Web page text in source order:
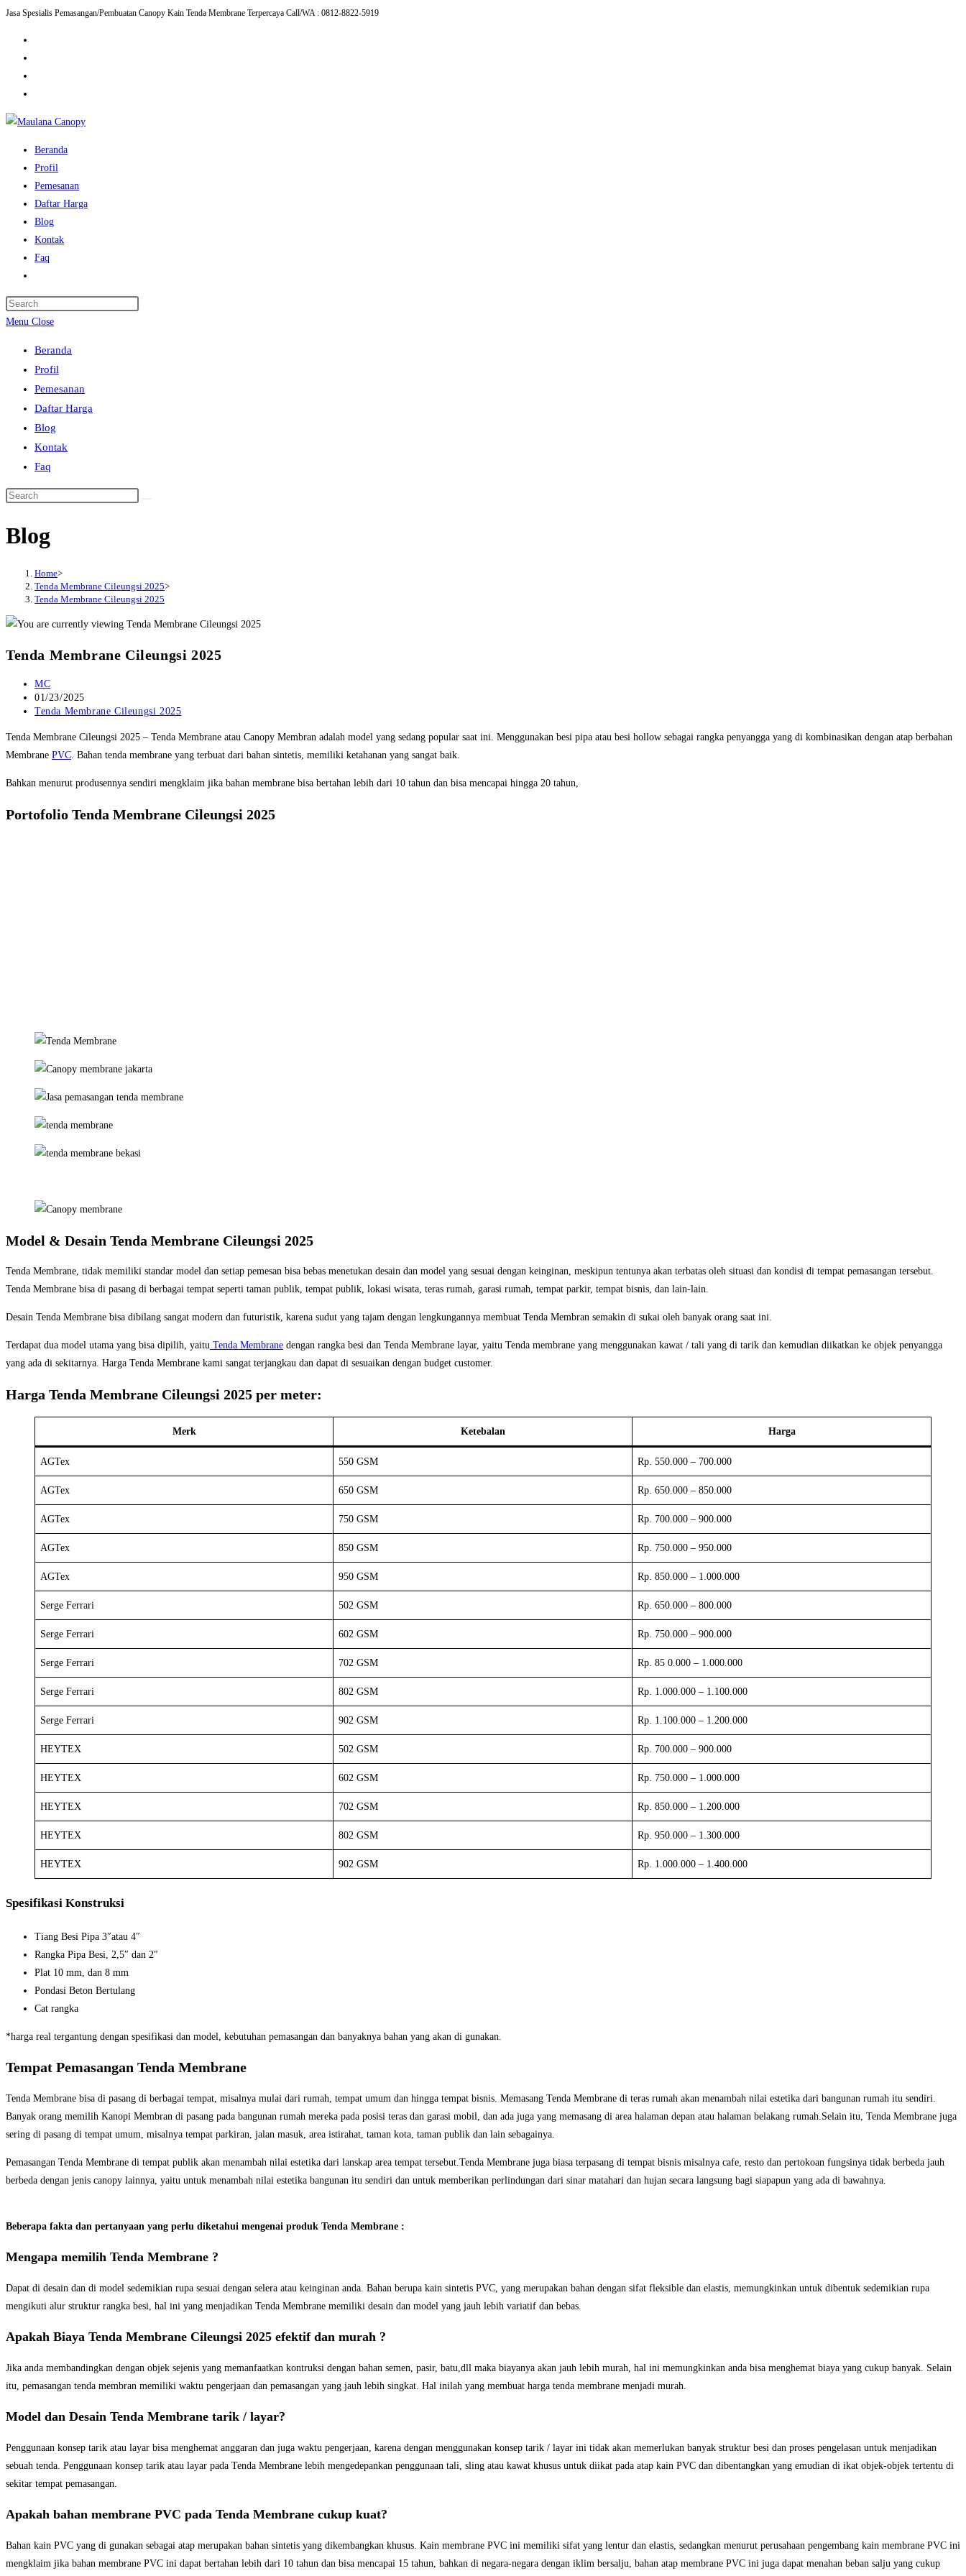
Skip
Jasa Spesialis Pemasangan/Pembuatan Canopy Kain Tenda Membrane Terpercaya Call/WA : 0812-8822-5919
Beranda
Profil
Pemesanan
Daftar Harga
Blog
Kontak
Faq
search
Menu Close
Beranda
Profil
Pemesanan
Daftar Harga
Blog
Kontak
Faq
Search
website
Blog
Home>
Tenda Membrane Cileungsi 2025>
Tenda Membrane Cileungsi 2025
Tenda Membrane Cileungsi 2025
Post
author:
MC
Post
published:
01/23/2025
Post
Tenda Membrane Cileungsi 2025
Tenda Membrane Cileungsi 2025 – Tenda Membrane atau Canopy Membran adalah model yang sedang popular saat ini. Menggunakan besi pipa atau besi hollow sebagai rangka penyangga yang di kombinasikan dengan atap berbahan
Membrane PVC. Bahan tenda membrane yang terbuat dari bahan sintetis, memiliki ketahanan yang sangat baik.
Bahkan menurut produsennya sendiri mengklaim jika bahan membrane bisa bertahan lebih dari 10 tahun dan bisa mencapai hingga 20 tahun,
Portofolio Tenda Membrane Cileungsi 2025
Model & Desain Tenda Membrane Cileungsi 2025
Tenda Membrane, tidak memiliki standar model dan setiap pemesan bisa bebas menetukan desain dan model yang sesuai dengan keinginan, meskipun tentunya akan terbatas oleh situasi dan kondisi di tempat pemasangan tersebut.
Tenda Membrane bisa di pasang di berbagai tempat seperti taman publik, tempat publik, lokasi wisata, teras rumah, garasi rumah, tempat parkir, tempat bisnis, dan lain-lain.
Desain Tenda Membrane bisa dibilang sangat modern dan futuristik, karena sudut yang tajam dengan lengkungannya membuat Tenda Membran semakin di sukai oleh banyak orang saat ini.
Terdapat dua model utama yang bisa dipilih, yaitu Tenda Membrane dengan rangka besi dan Tenda Membrane layar, yaitu Tenda membrane yang menggunakan kawat / tali yang di tarik dan kemudian diikatkan ke objek penyangga
yang ada di sekitarnya. Harga Tenda Membrane kami sangat terjangkau dan dapat di sesuaikan dengan budget customer.
Harga Tenda Membrane Cileungsi 2025 per meter:
Merk Ketebalan Harga
AGTex 550 GSM Rp. 550.000 – 700.000
AGTex 650 GSM Rp. 650.000 – 850.000
AGTex 750 GSM Rp. 700.000 – 900.000
AGTex 850 GSM Rp. 750.000 – 950.000
AGTex 950 GSM Rp. 850.000 – 1.000.000
Serge Ferrari 502 GSM Rp. 650.000 – 800.000
Serge Ferrari 602 GSM Rp. 750.000 – 900.000
Serge Ferrari 702 GSM Rp. 85 0.000 – 1.000.000
Serge Ferrari 802 GSM Rp. 1.000.000 – 1.100.000
Serge Ferrari 902 GSM Rp. 1.100.000 – 1.200.000
HEYTEX 502 GSM Rp. 700.000 – 900.000
HEYTEX 602 GSM Rp. 750.000 – 1.000.000
HEYTEX 702 GSM Rp. 850.000 – 1.200.000
HEYTEX 802 GSM Rp. 950.000 – 1.300.000
HEYTEX 902 GSM Rp. 1.000.000 – 1.400.000
Spesifikasi Konstruksi
Tiang Besi Pipa 3″atau 4″
Rangka Pipa Besi, 2,5″ dan 2″
Plat 10 mm, dan 8 mm
Pondasi Beton Bertulang
Cat rangka
*harga real tergantung dengan spesifikasi dan model, kebutuhan pemasangan dan banyaknya bahan yang akan di gunakan.
Tempat Pemasangan Tenda Membrane
Tenda Membrane bisa di pasang di berbagai tempat, misalnya mulai dari rumah, tempat umum dan hingga tempat bisnis. Memasang Tenda Membrane di teras rumah akan menambah nilai estetika dari bangunan rumah itu sendiri.
Banyak orang memilih Kanopi Membran di pasang pada bangunan rumah mereka pada posisi teras dan garasi mobil, dan ada juga yang memasang di area halaman depan atau halaman belakang rumah.Selain itu, Tenda Membrane juga
sering di pasang di tempat umum, misalnya tempat parkiran, jalan masuk, area istirahat, taman kota, taman publik dan lain sebagainya.
Pemasangan Tenda Membrane di tempat publik akan menambah nilai estetika dari lanskap area tempat tersebut.Tenda Membrane juga biasa terpasang di tempat bisnis misalnya cafe, resto dan pertokoan fungsinya tidak berbeda jauh
berbeda dengan jenis canopy lainnya, yaitu untuk menambah nilai estetika bangunan itu sendiri dan untuk memberikan perlindungan dari sinar matahari dan hujan secara langsung bagi siapapun yang ada di bawahnya.
Beberapa fakta dan pertanyaan yang perlu diketahui mengenai produk Tenda Membrane :
Mengapa memilih Tenda Membrane ?
Dapat di desain dan di model sedemikian rupa sesuai dengan selera atau keinginan anda. Bahan berupa kain sintetis PVC, yang merupakan bahan dengan sifat fleksible dan elastis, memungkinkan untuk dibentuk sedemikian rupa
mengikuti alur struktur rangka besi, hal ini yang menjadikan Tenda Membrane memiliki desain dan model yang jauh lebih variatif dan bebas.
Apakah Biaya Tenda Membrane Cileungsi 2025 efektif dan murah ?
Jika anda membandingkan dengan objek sejenis yang memanfaatkan kontruksi dengan bahan semen, pasir, batu,dll maka biayanya akan jauh lebih murah, hal ini memungkinkan anda bisa menghemat biaya yang cukup banyak. Selain
itu, pemasangan tenda membran memiliki waktu pengerjaan dan pemasangan yang jauh lebih singkat. Hal inilah yang membuat harga tenda membrane menjadi murah.
Model dan Desain Tenda Membrane tarik / layar?
Penggunaan konsep tarik atau layar bisa menghemat anggaran dan juga waktu pengerjaan, karena dengan menggunakan konsep tarik / layar ini tidak akan memerlukan banyak struktur besi dan proses pengelasan untuk menjadikan
sebuah tenda. Penggunaan konsep tarik atau layar pada Tenda Membrane lebih mengedepankan penggunaan tali, sling atau kawat khusus untuk diikat pada atap kain PVC dan dibentangkan yang emudian di ikat objek-objek tertentu di
sekitar tempat pemasangan.
Apakah bahan membrane PVC pada Tenda Membrane cukup kuat?
Bahan kain PVC yang di gunakan sebagai atap merupakan bahan sintetis yang dikembangkan khusus. Kain membrane PVC ini memiliki sifat yang lentur dan elastis, sedangkan menurut perusahaan pengembang kain membrane PVC ini
mengklaim jika bahan membrane PVC ini dapat bertahan lebih dari 10 tahun dan bisa mencapai 15 tahun, bahkan di negara-negara dengan iklim bersalju, bahan atap membrane PVC ini juga dapat menahan beban salju yang cukup